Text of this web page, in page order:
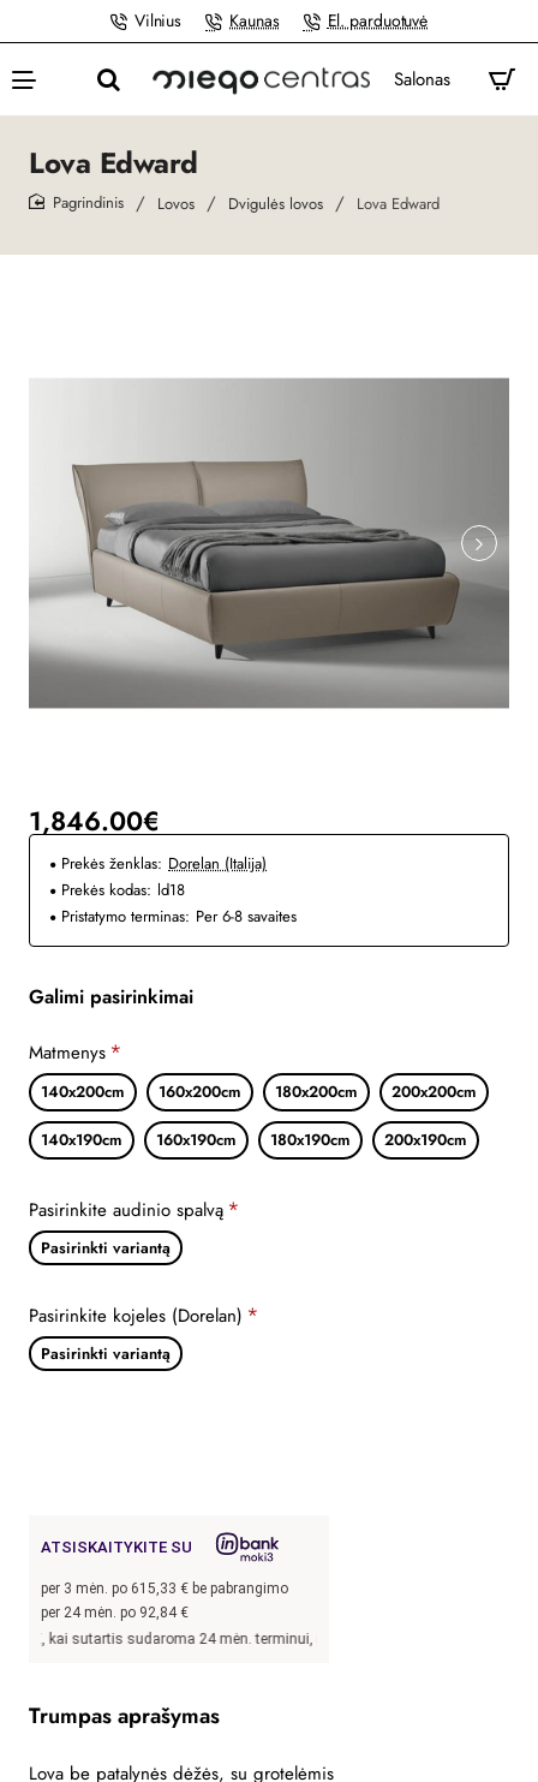
Vilnius Kaunas El. parduotuvė
Salonas
Lova Edward
Lovos Dvigulės lovos Lova Edward
1,846.00€
Prekės ženklas: Dorelan (Italija)
Prekės kodas: ld18
Pristatymo terminas: Per 6-8 savaites
Galimi pasirinkimai
Matmenys
140x200cm 160x200cm 180x200cm 200x200cm
140x190cm 160x190cm 180x190cm 200x190cm
Pasirinkite audinio spalvą
Pasirinkti variantą
Pasirinkite kojeles (Dorelan)
Pasirinkti variantą
ATSISKAITYKITE SU
per 3 mėn. po 615,33 € be pabrangimo
per 24 mėn. po 92,84€
sutartis sudaroma 24 mėn. terminui, metinė palūkanų norma –
Trumpas aprašymas
Lova be patalynės dėžės, su grotelėmis